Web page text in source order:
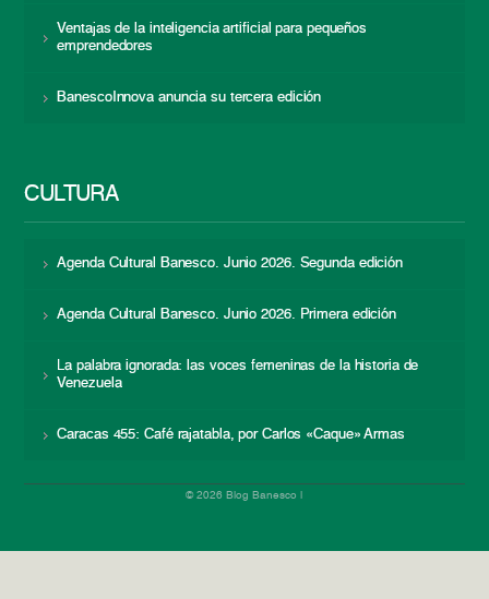
Ventajas de la inteligencia artificial para pequeños
emprendedores
BanescoInnova anuncia su tercera edición
CULTURA
Agenda Cultural Banesco. Junio 2026. Segunda edición
Agenda Cultural Banesco. Junio 2026. Primera edición
La palabra ignorada: las voces femeninas de la historia de
Venezuela
Caracas 455: Café rajatabla, por Carlos «Caque» Armas
© 2026 Blog Banesco |